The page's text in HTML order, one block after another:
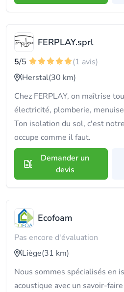
FERPLAY.sprl
5/5
(1 avis)
Herstal(30 km)
Chez FERPLAY, on maîtrise
électricité, plomberie,
Ton isolation du sol, c'est
occupe comme il faut.
Demander un
devis
Ecofoam
Pas encore d'évaluation
Liège(31 km)
Nous sommes spécialisés en
acoustique avec un savoir-